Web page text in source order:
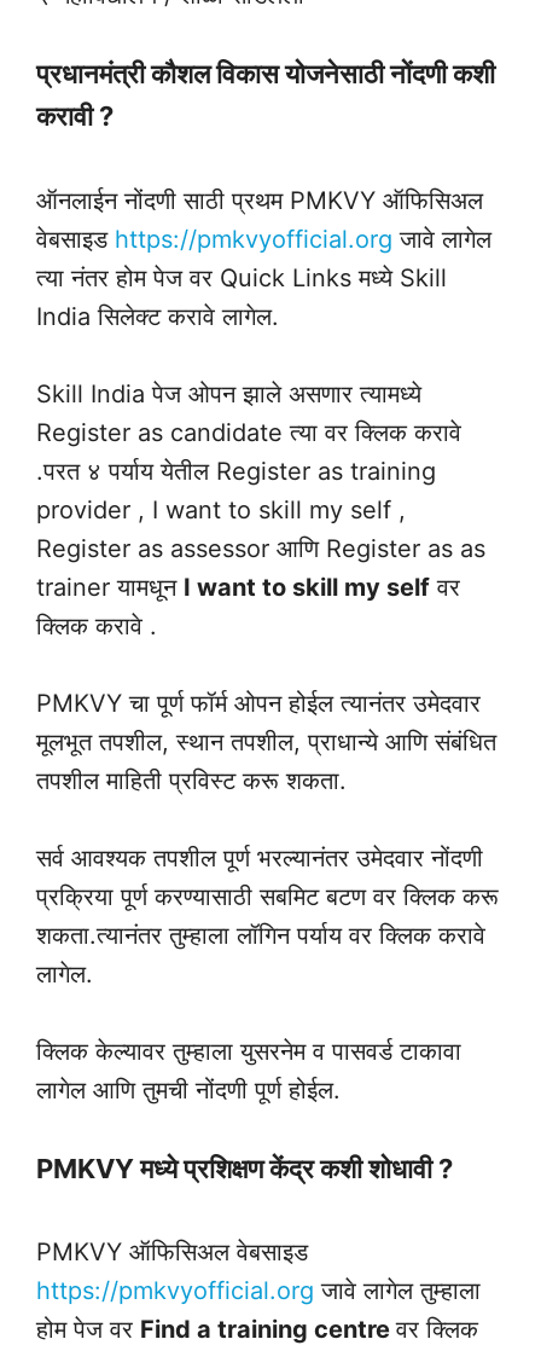
प्रधानमंत्री कौशल विकास योजनेसाठी नोंदणी कशी
करावी ?
ऑनलाईन नोंदणी साठी प्रथम PMKVY ऑफिसिअल
वेबसाइड https://pmkvyofficial.org जावे लागेल
त्या नंतर होम पेज वर Quick Links मध्ये Skill
India सिलेक्ट करावे लागेल.
Skill India पेज ओपन झाले असणार त्यामध्ये
Register as candidate त्या वर क्लिक करावे
.परत ४ पर्याय येतील Register as training
provider , I want to skill my self ,
Register as assessor आणि Register as as
trainer यामधून I want to skill my self वर
क्लिक करावे .
PMKVY चा पूर्ण फॉर्म ओपन होईल त्यानंतर उमेदवार
मूलभूत तपशील, स्थान तपशील, प्राधान्ये आणि संबंधित
तपशील माहिती प्रविस्ट करू शकता.
सर्व आवश्यक तपशील पूर्ण भरल्यानंतर उमेदवार नोंदणी
प्रक्रिया पूर्ण करण्यासाठी सबमिट बटण वर क्लिक करू
शकता.त्यानंतर तुम्हाला लॉगिन पर्याय वर क्लिक करावे
लागेल.
क्लिक केल्यावर तुम्हाला युसरनेम व पासवर्ड टाकावा
लागेल आणि तुमची नोंदणी पूर्ण होईल.
PMKVY मध्ये प्रशिक्षण केंद्र कशी शोधावी ?
PMKVY ऑफिसिअल वेबसाइड
https://pmkvyofficial.org जावे लागेल तुम्हाला
होम पेज वर Find a training centreवर क्लिक